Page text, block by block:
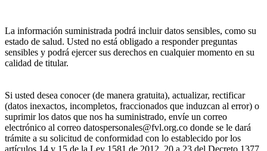
La información suministrada podrá incluir datos sensibles, como su
estado de salud. Usted no está obligado a responder preguntas
sensibles y podrá ejercer sus derechos en cualquier momento en su
calidad de titular.
Si usted desea conocer (de manera gratuita), actualizar, rectificar
(datos inexactos, incompletos, fraccionados que induzcan al error) o
suprimir los datos que nos ha suministrado, envíe un correo
electrónico al correo datospersonales@fvl.org.co donde se le dará
trámite a su solicitud de conformidad con lo establecido por los
artículos 14 y 15 de la Ley 1581 de 2012, 20 a 23 del Decreto 1377